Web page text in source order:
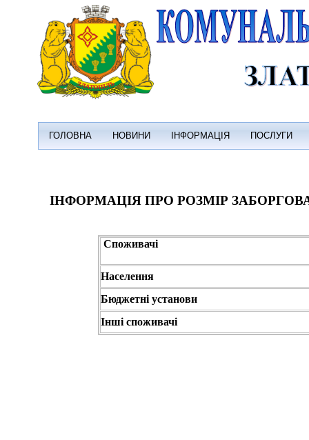
ІНФОРМАЦІЯ ПРО РОЗМІР
Споживачі
Населення
Бюджетні установи
Інші споживачі
ГОЛОВНА НОВИНИ ІНФОРМАЦІЯ ПОСЛУГИ